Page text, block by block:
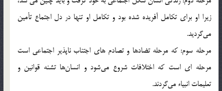
زيرا او براي تكامل آفريده شده بود و تكامل او تنها در دل اجتماع تأمين
مي‌گرديد.
مرحله سوم: كه مرحله تضادها و تصادم هاي اجتناب ناپذير اجتماعي است
مرحله اي است که اختلافات شروع مي‌شود و انسان‌ها تشنه قوانين و
تعليمات انبياء مي‌گردند.